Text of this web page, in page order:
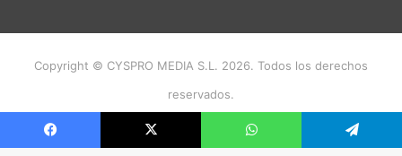
Copyright © CYSPRO MEDIA S.L. 2026. Todos los derechos
reservados.
Instagram
Facebook X WhatsApp Telegram